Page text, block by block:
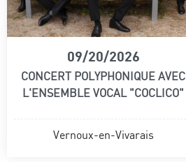
09/20/2026
CONCERT POLYPHONIQUE AVEC
L'ENSEMBLE VOCAL "COCLICO"
Vernoux-en-Vivarais